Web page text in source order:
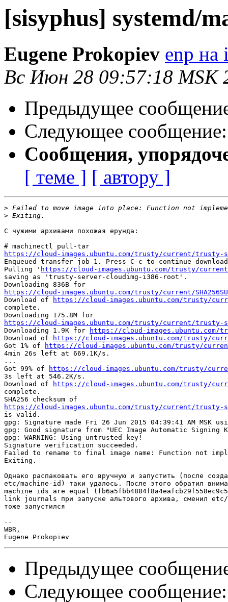
[sisyphus] systemd/
Eugene Prokopiev enp на
Вс Июн 28 09:57:18 MSK
Предыдущее
Следующее
Сообщения,
[ теме ] [ автору ]
>
>
C чужими архивами похожая ерунда:
https://cloud-images.ubuntu.com/trusty/current/trusty-
Enqueued transfer job 1. Press C-c to continue
Pulling ' https://cloud-images.ubuntu.com/trusty/
saving as 'trusty-server-cloudimg-i386-root'.
https://cloud-images.ubuntu.com/trusty/current/
Download of
https://cloud-images.ubuntu.com/trusty/
complete.
https://cloud-images.ubuntu.com/trusty/current/
Downloading 1.9K for
https://cloud-images.ubuntu.com/
Download of
https://cloud-images.ubuntu.com/trusty/
Got 1% of
https://cloud-images.ubuntu.com/trusty/
4min 26s left at 669.1K/s.
...
Got 99% of
https://cloud-images.ubuntu.com/trusty/
3s left at 546.2K/s.
Download of
https://cloud-images.ubuntu.com/trusty/
complete.
https://cloud-images.ubuntu.com/trusty/current/trusty-
is valid.
gpg: Signature made Fri 26 Jun 2015 04:39:41 AM MSK
gpg: Good signature from "UEC Image Automatic Signing
gpg: WARNING: Using untrusted key!
Signature verification succeeded.
Failed to rename to final image name: Function not
Exiting.
Однако распаковать его вручную и запустить (после
etc/machine-id) таки удалось. После этого обратил
machine ids are equal
link journals при запуске альтового архива, сменил
тоже запустился
--
WBR,
Предыдущее
Следующее